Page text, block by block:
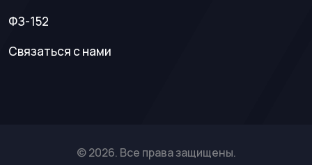
ФЗ-152
Связаться с нами
© 2026. Все права защищены.